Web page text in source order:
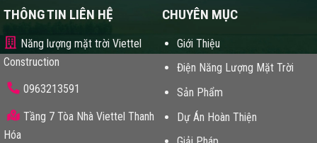
THÔNG TIN LIÊN HỆ
Năng lượng mặt trời Viettel
Construction
0963213591
Tầng 7 Tòa Nhà Viettel Thanh
Hóa
CHUYÊN MỤC
Giới Thiệu
Điện Năng Lượng Mặt Trời
Sản Phẩm
Dự Án Hoàn Thiện